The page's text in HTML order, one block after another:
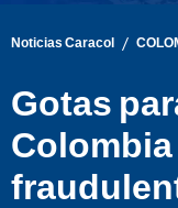
Noticias Caracol /
Gotas